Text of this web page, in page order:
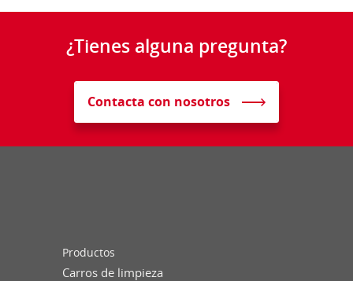
¿Tienes alguna pregunta?
Contacta con nosotros
Productos
Carros de limpieza